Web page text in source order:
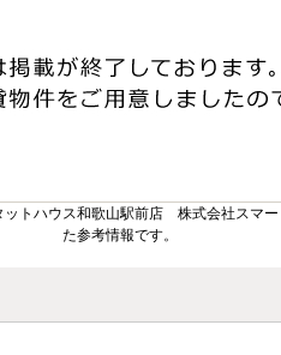
トハウス和歌山駅前店 株式会社スマ
た参考情報です。